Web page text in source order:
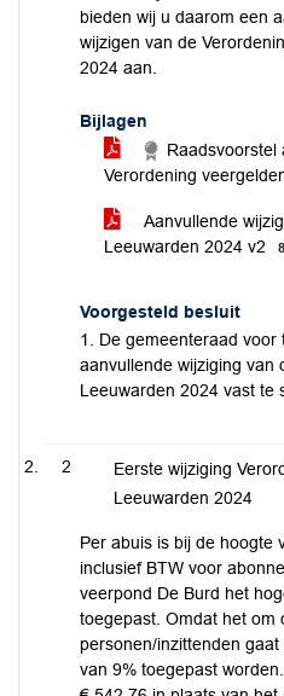
bieden wij u daarom een
wijzigen van de
2024 aan.
Bijlagen
Raadsvoorstel
Verordening
Aanvullende
Leeuwarden 2024 v2
Voorgesteld besluit
1. De gemeenteraad voor
aanvullende wijziging van
Leeuwarden 2024 vast te
2
Eerste wijziging
Leeuwarden 2024
Per abuis is bij de hoogte
inclusief BTW voor
veerpond De Burd het
toegepast. Omdat het om
personen/inzittenden
van 9% toegepast